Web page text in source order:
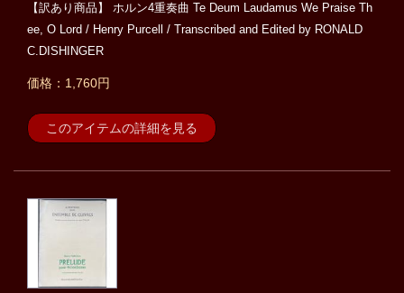
【訳あり商品】 ホルン4重奏曲 Te Deum Laudamus We Praise Th
ee, O Lord / Henry Purcell / Transcribed and Edited by RONALD
C.DISHINGER
価格：1,760円
このアイテムの詳細を見る